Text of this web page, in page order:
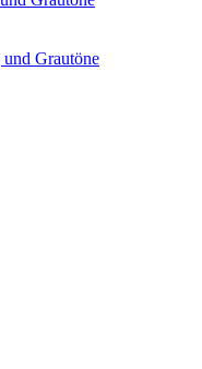
Grautöne